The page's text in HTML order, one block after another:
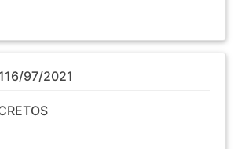
116/97/2021